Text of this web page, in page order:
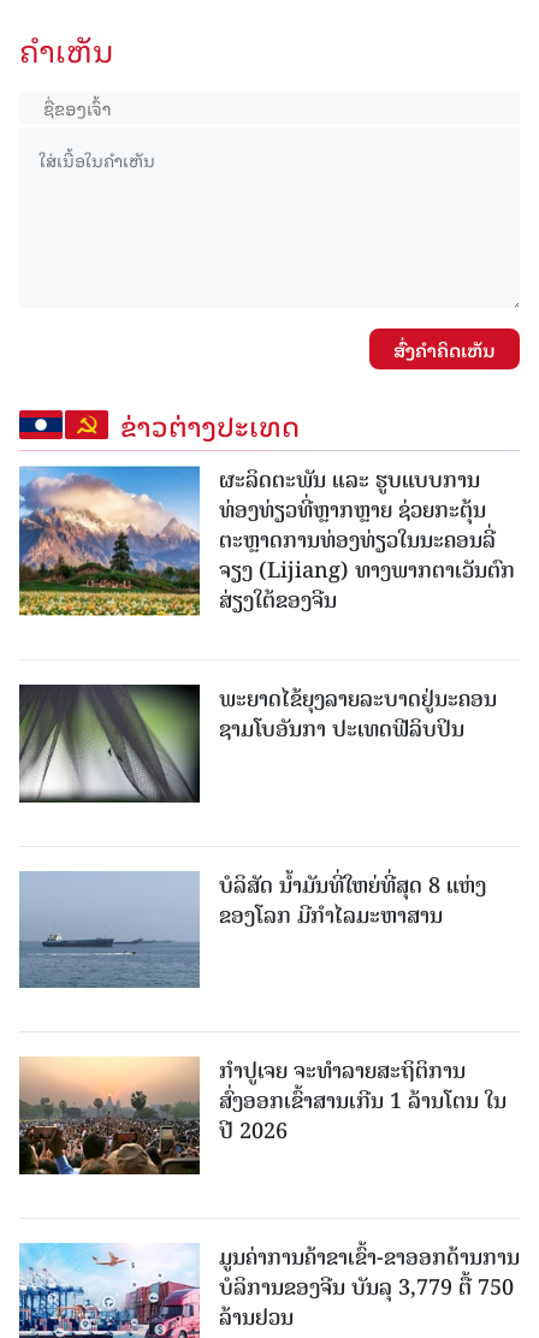
ຄໍາເຫັນ
ສົ່ງຄໍາຄິດເຫັນ
ຂ່າວຕ່າງປະເທດ
ຜະລິດຕະພັນ ແລະ ຮູບແບບການ
ທ່ອງທ່ຽວທີ່ຫຼາກຫຼາຍ ຊ່ວຍກະຕຸ້ນ
ຕະຫຼາດການທ່ອງທ່ຽວໃນນະຄອນລີ່
ຈຽງ (Lijiang) ທາງພາກຕາເວັນຕົກ
ສ່ຽງໃຕ້ຂອງຈີນ
ພະຍາດໄຂ້ຍຸງລາຍລະບາດຢູ່ນະຄອນ
ຊາມໂບ​ອັນກາ ປະເທດຟີລິບປິນ
ບໍລິສັດ ນ້ຳມັນທີ່ໃຫຍ່ທີ່ສຸດ 8 ແຫ່ງ
ຂອງໂລກ ມີກຳໄລມະຫາສານ
ກຳປູເຈຍ ຈະທຳລາຍສະຖິຕິການ
ສົ່ງອອກເຂົ້າສານເກີນ 1 ລ້ານໂຕນ ໃນ
ປີ 2026
ມູນຄ່າການຄ້າຂາເຂົ້າ-ຂາອອກດ້ານການ
ບໍລິການຂອງຈີນ ບັນລຸ 3,779 ຕື້ 750
ລ້ານຢວນ